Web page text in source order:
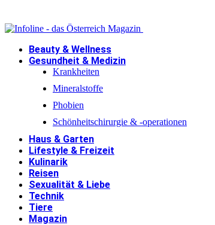
Beauty & Wellness
Gesundheit & Medizin
Krankheiten
Mineralstoffe
Phobien
Schönheitschirurgie & -operationen
Haus & Garten
Lifestyle & Freizeit
Kulinarik
Reisen
Sexualität & Liebe
Technik
Tiere
Magazin